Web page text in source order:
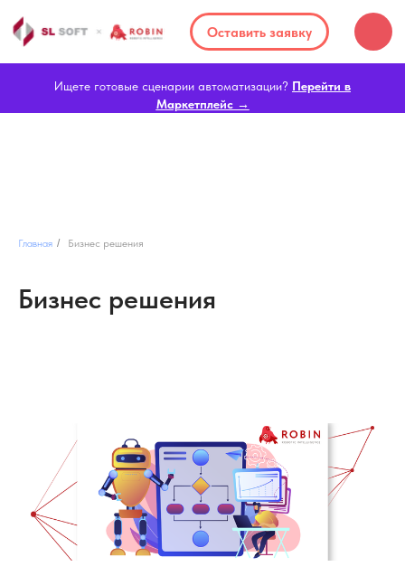
Оставить заявку
Ищете готовые сценарии автоматизации? Перейти в
Маркетплейс →
Главная / Бизнес решения
Бизнес решения